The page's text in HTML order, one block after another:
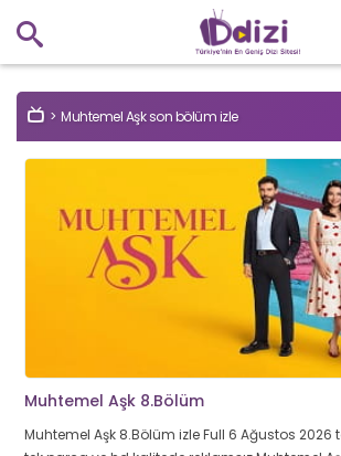
Muhtemel Aşk son bölüm izle
Muhtemel Aşk 8.Bölüm
Muhtemel Aşk 8.Bölüm izle Full 6 Ağustos 2026